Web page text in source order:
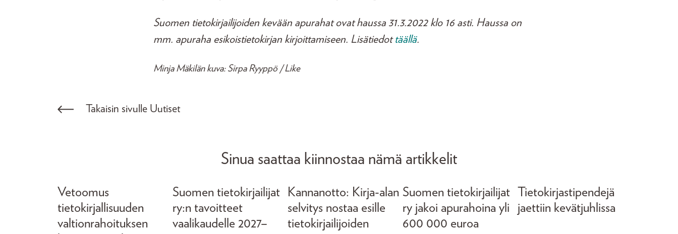
Suomen tietokirjailijoiden kevään apurahat ovat haussa 31.3.2022 klo 16 asti. Haussa on
mm. apuraha esikoistietokirjan kirjoittamiseen. Lisätiedottäällä.
Minja Mäkilän kuva: Sirpa Ryyppö / Like
Takaisin sivulle Uutiset
Sinua saattaa kiinnostaa nämä artikkelit
Vetoomus
tietokirjallisuuden
valtionrahoituksen
Suomen tietokirjailijat
ry:n tavoitteet
vaalikaudelle 2027–
Kannanotto: Kirja-alan
selvitys nostaa esille
tietokirjailijoiden
Suomen tietokirjailijat
ry jakoi apurahoina yli
600 000 euroa
Tietokirjastipendejä
jaettiin kevätjuhlissa